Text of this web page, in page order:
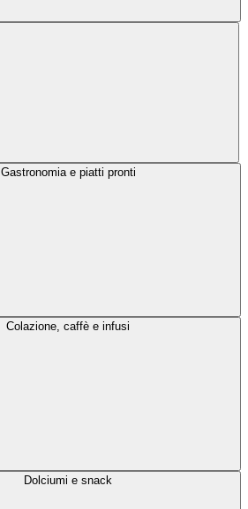
Gastronomia e piatti pronti
Colazione, caffè e infusi
Dolciumi e snack